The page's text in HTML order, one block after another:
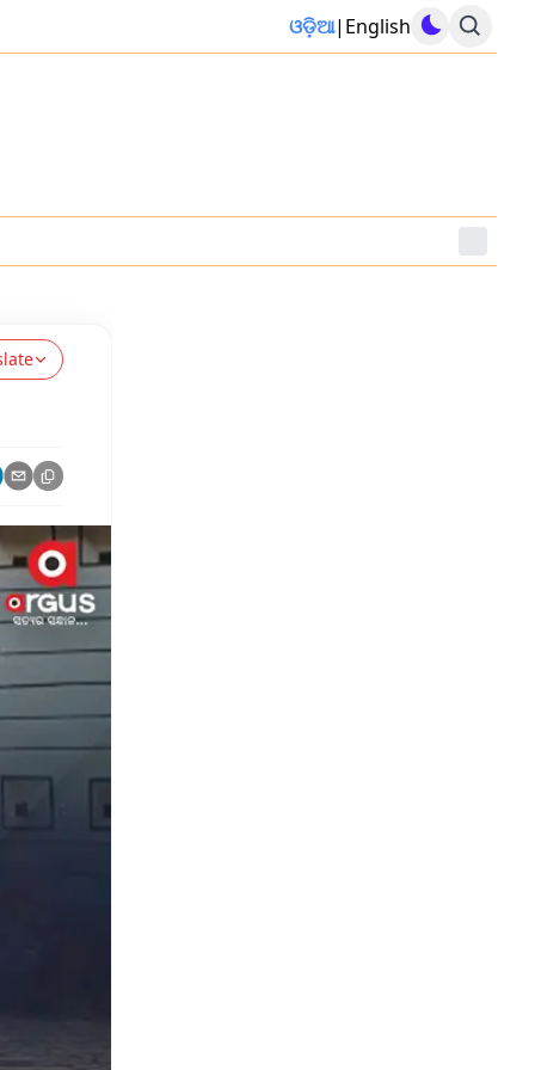
ଓଡ଼ିଆ| English